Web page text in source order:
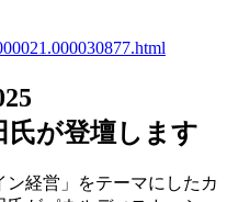
が登壇します
ン経営」をテーマにしたカ